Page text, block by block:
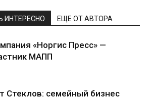
ИНТЕРЕСНО ЕЩЕ ОТ АВТОРА
«Норгис Пресс» —
МАПП
Стеклов: семейный бизнес